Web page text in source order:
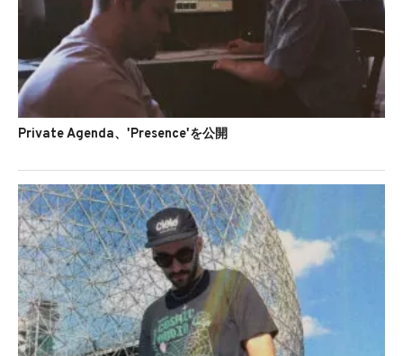
Private Agenda、'Presence'を公開